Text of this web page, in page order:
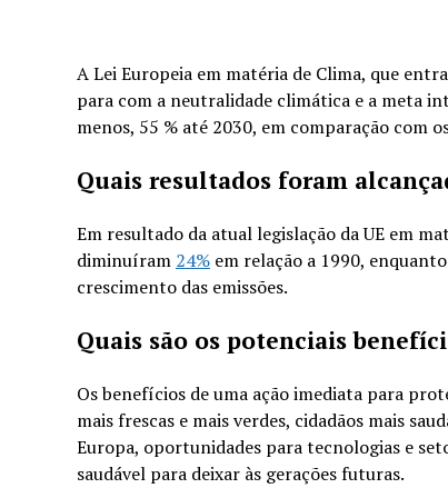
A Lei Europeia em matéria de Clima, que
para com a neutralidade climática e a meta
menos, 55 % até 2030, em comparação com
Quais resultados foram
Em resultado da atual legislação da UE em
diminuíram 24%em relação a 1990,
crescimento das emissões.
Quais são os potenciais
Os benefícios de uma ação imediata para
mais frescas e mais verdes, cidadãos mais
Europa, oportunidades para tecnologias e
saudável para deixar às gerações futuras.